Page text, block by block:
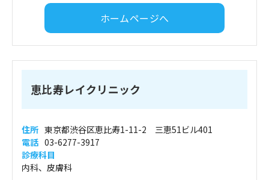
ホームページへ
恵比寿レイクリニック
住所 東京都渋谷区恵比寿1-11-2 三恵51ビル401
電話 03-6277-3917
診療科目
内科、皮膚科